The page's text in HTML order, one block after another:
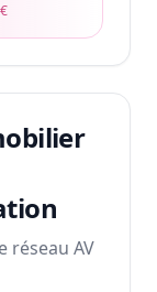
réseau AV